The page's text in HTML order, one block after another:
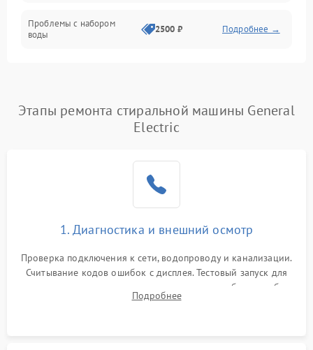
Проблемы с набором
воды
2500 ₽ Подробнее →
Подробнее →
Этапы ремонта стиральной машины General
Electric
1. Диагностика и внешний осмотр
Проверка подключения к сети, водопроводу и канализации.
Считывание кодов ошибок с дисплея. Тестовый запуск для
выявления посторонних шумов, протечек или сбоев в работе
электронного модуля управления.
Подробнее